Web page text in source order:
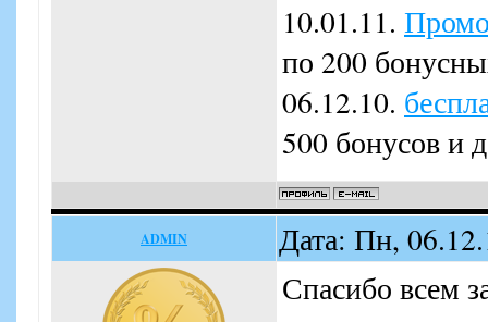
10.01.11.
по 200
06.12.10.
500 бонусов и
ADMIN Дата: Пн,
Спасибо всем